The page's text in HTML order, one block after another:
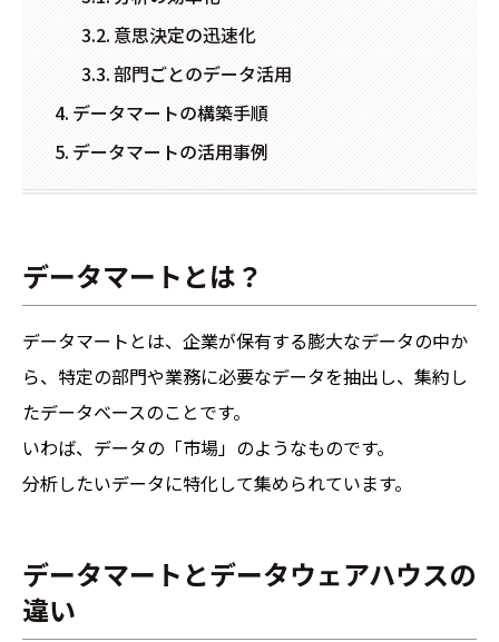
意思決定の迅速化
部門ごとのデータ活用
データマートの構築手順
データマートの活用事例
データマートとは？
データマートとは、企業が保有する膨大なデータの中か
ら、特定の部門や業務に必要なデータを抽出し、集約し
たデータベースのことです。
いわば、データの「市場」のようなものです。
分析したいデータに特化して集められています。
データマートとデータウェアハウスの
違い